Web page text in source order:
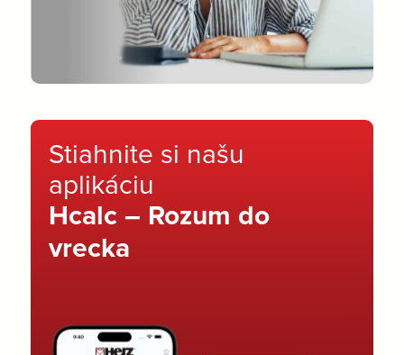
Stiahnite si našu
aplikáciu
Hcalc – Rozum do
vrecka